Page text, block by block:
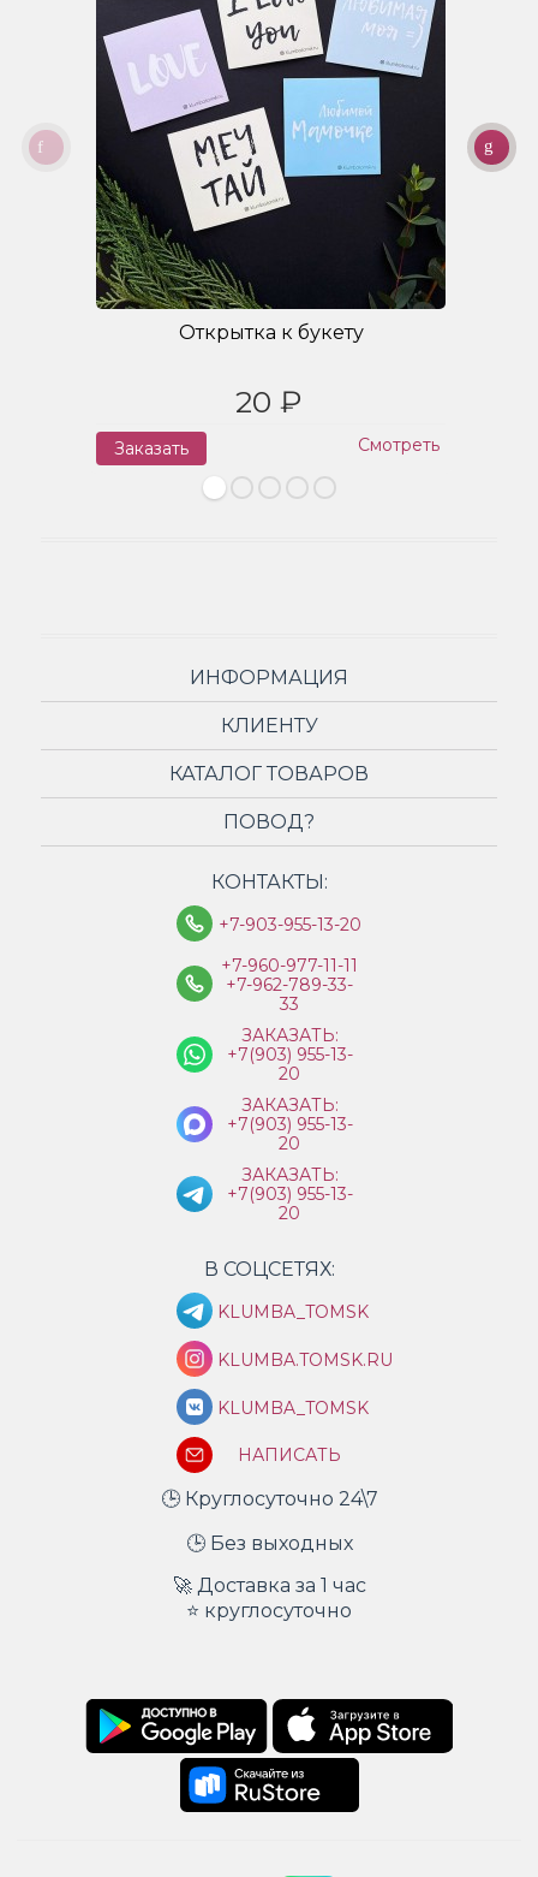
Открытка к букету
20 ₽
Заказать Смотреть
ИНФОРМАЦИЯ
КЛИЕНТУ
КАТАЛОГ ТОВАРОВ
ПОВОД?
КОНТАКТЫ:
+7-903-955-13-20
+7-960-977-11-11
+7-962-789-33-
33
ЗАКАЗАТЬ:
+7(903) 955-13-
20
ЗАКАЗАТЬ:
+7(903) 955-13-
20
ЗАКАЗАТЬ:
+7(903) 955-13-
20
В СОЦСЕТЯХ:
KLUMBA_TOMSK
KLUMBA.TOMSK.RU
KLUMBA_TOMSK
НАПИСАТЬ
🕒 Круглосуточно 24\7
🕒 Без выходных
🚀 Доставка за 1 час
⭐ круглосуточно